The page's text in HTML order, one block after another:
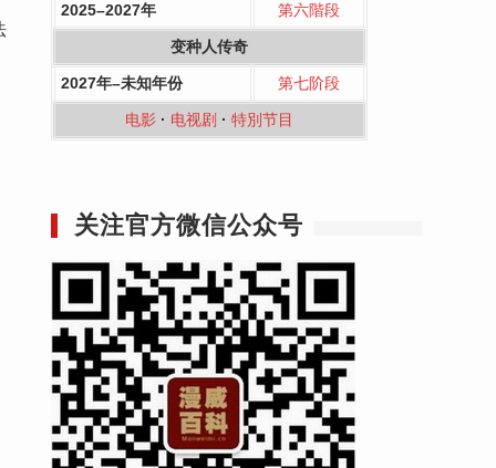
2025–2027年 第六階段
变种人传奇
2027年–未知年份 第七阶段
电影 · 电视剧 · 特別节目
关注官方微信公众号